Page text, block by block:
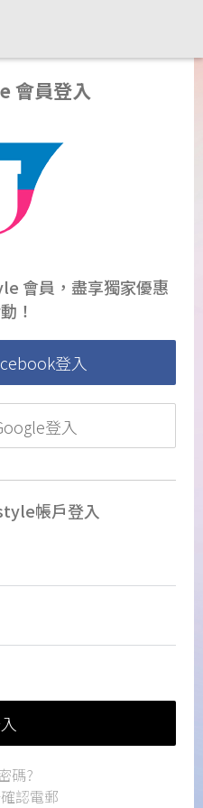
會員登入
會員，盡享獨家優惠
！
登入
登入
帳戶登入
碼?
認電郵